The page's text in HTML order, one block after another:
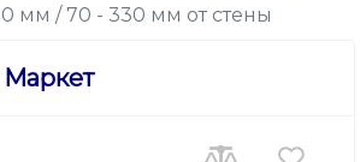
мм / 70 - 330 мм от стены